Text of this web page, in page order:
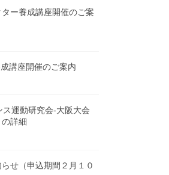
ー養成講座開催のご案
講座開催のご案内
運動研究会-大阪大会
詳細
せ（申込期間２月１０